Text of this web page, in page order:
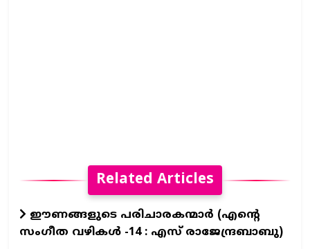
Related Articles
ഈണങ്ങളുടെ പരിചാരകന്മാര്‍ (എന്‍റെ
സംഗീത വഴികള്‍ -14 : എസ് രാജേന്ദ്രബാബു)